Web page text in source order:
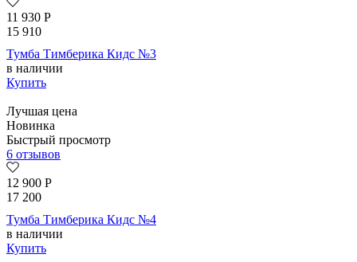
11 930 Р
15 910
Тумба Тимберика Кидс №3
в наличии
Купить
Лучшая цена
Новинка
Быстрый просмотр
6 отзывов
12 900 Р
17 200
Тумба Тимберика Кидс №4
в наличии
Купить